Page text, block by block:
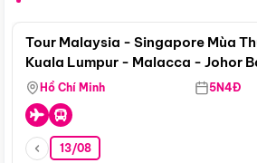
Tour Malaysia - Singapore Mùa
Kuala Lumpur - Malacca - Johor
Singapore
Hồ Chí Minh 5N4Đ
13/08